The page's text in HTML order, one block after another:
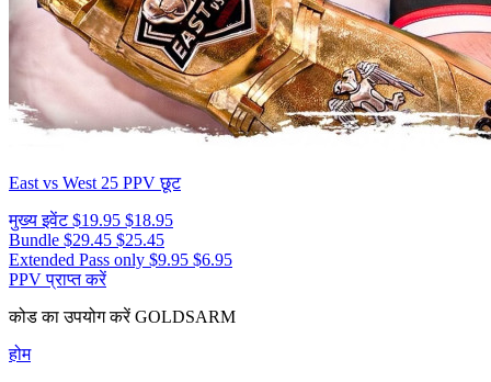
East vs West 25 PPV छूट
मुख्य इवेंट$19.95 $18.95
Bundle $29.45 $25.45
Extended Pass only $9.95 $6.95
PPV प्राप्त करें
कोड का उपयोग करेंGOLDSARM
होम